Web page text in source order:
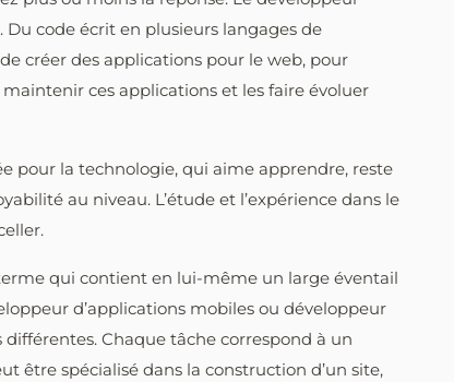
code écrit en plusieurs langages de
créer des applications pour le web, pour
ces applications et les faire évoluer
pour la technologie, qui aime apprendre, reste
au niveau. L’étude et l’expérience dans le
qui contient en lui-même un large éventail
d’applications mobiles ou développeur
Chaque tâche correspond à un
être spécialisé dans la construction d’un site,